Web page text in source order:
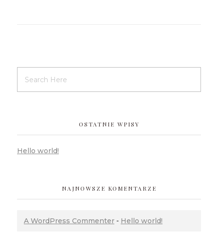
OSTATNIE WPISY
Hello world!
NAJNOWSZE KOMENTARZE
A WordPress Commenter - Hello world!